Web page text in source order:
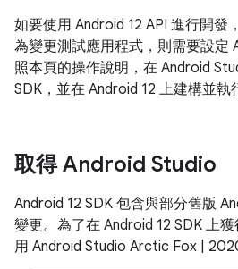
如要使用 Android 12 API 進行開發
為變更測試應用程式，則需要設定
照本頁的操作說明，在 Android
SDK，並在 Android 12 上建構並執
取得 Android Studio
Android 12 SDK 包含與部分舊版
變更。為了在 Android 12 SDK 上
用 Android Studio Arctic Fox |